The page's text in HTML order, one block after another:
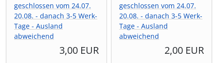
geschlossen vom 24.07.
20.08. - danach 3-5 Werk-
Tage - Ausland
abweichend
3,00 EUR
geschlossen vom 24.07.
20.08. - danach 3-5 Werk-
Tage - Ausland
abweichend
2,00 EUR